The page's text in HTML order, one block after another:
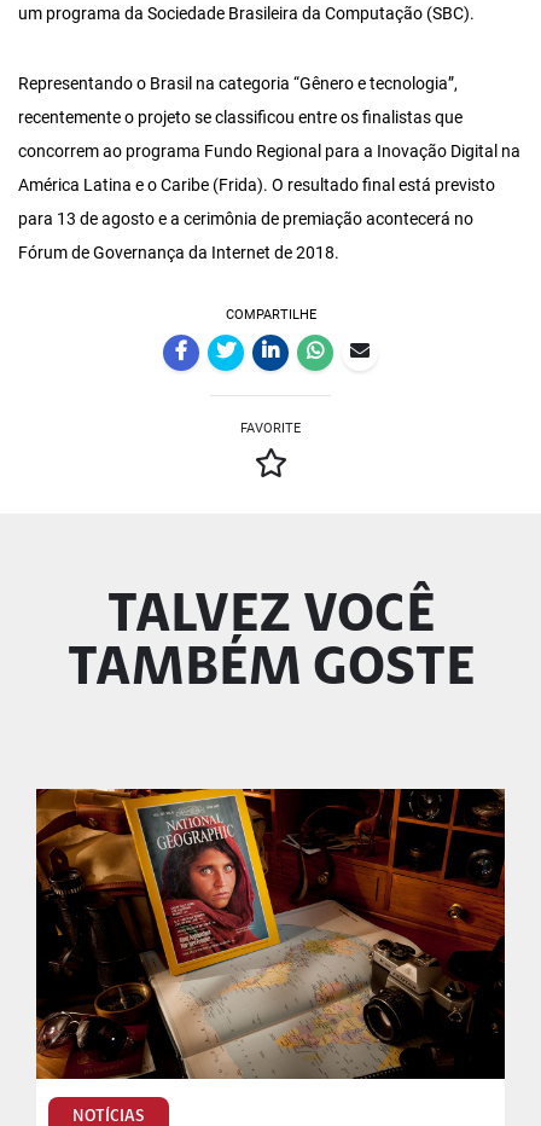
um programa da Sociedade Brasileira da Computação (SBC).
Representando o Brasil na categoria “Gênero e tecnologia”,
recentemente o projeto se classificou entre os finalistas que
concorrem ao programa Fundo Regional para a Inovação Digital na
América Latina e o Caribe (Frida). O resultado final está previsto
para 13 de agosto e a cerimônia de premiação acontecerá no
Fórum de Governança da Internet de 2018.
COMPARTILHE
FAVORITE
TALVEZ VOCÊ
TAMBÉM GOSTE
NOTÍCIAS